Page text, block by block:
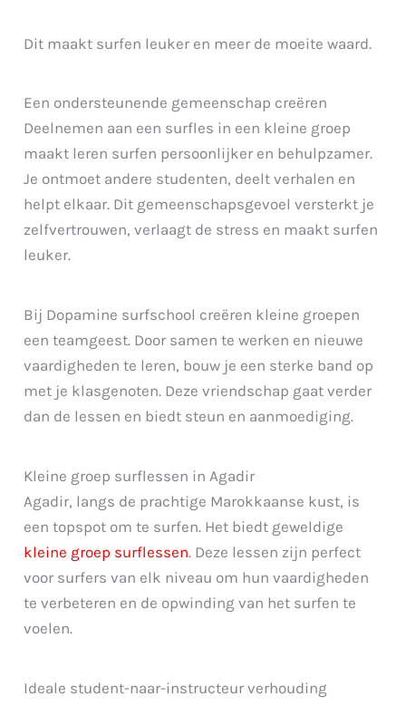
Dit maakt surfen leuker en meer de moeite waard.
Een ondersteunende gemeenschap creëren
Deelnemen aan een surfles in een kleine groep
maakt leren surfen persoonlijker en behulpzamer.
Je ontmoet andere studenten, deelt verhalen en
helpt elkaar. Dit gemeenschapsgevoel versterkt je
zelfvertrouwen, verlaagt de stress en maakt surfen
leuker.
Bij Dopamine surfschool creëren kleine groepen
een teamgeest. Door samen te werken en nieuwe
vaardigheden te leren, bouw je een sterke band op
met je klasgenoten. Deze vriendschap gaat verder
dan de lessen en biedt steun en aanmoediging.
Kleine groep surflessen in Agadir
Agadir, langs de prachtige Marokkaanse kust, is
een topspot om te surfen. Het biedt geweldige
kleine groep surflessen. Deze lessen zijn perfect
voor surfers van elk niveau om hun vaardigheden
te verbeteren en de opwinding van het surfen te
voelen.
Ideale student-naar-instructeur verhouding